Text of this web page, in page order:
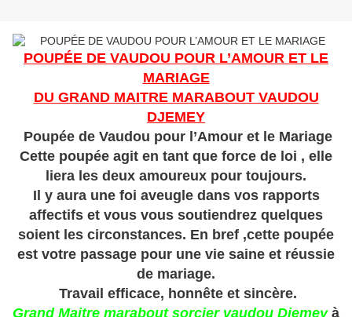
POUPÉE DE VAUDOU POUR L’AMOUR ET LE
MARIAGE
DU GRAND MAITRE MARABOUT VAUDOU
DJEMEY
Poupée de Vaudou pour l’Amour et le Mariage
Cette poupée agit en tant que force de loi , elle
liera les deux amoureux pour toujours.
Il y aura une foi aveugle dans vos rapports
affectifs et vous vous soutiendrez quelques
soient les circonstances. En bref ,cette poupée
est votre passage pour une vie saine et réussie
de mariage.
Travail efficace, honnête et sincère.
Grand Maitre marabout sorcier vaudou Djemeyà